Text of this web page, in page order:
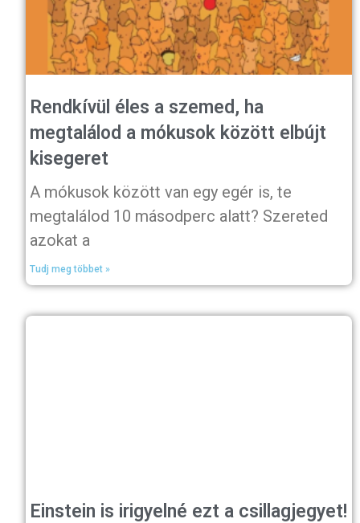
Rendkívül éles a szemed, ha
megtalálod a mókusok között elbújt
kisegeret
A mókusok között van egy egér is, te
megtalálod 10 másodperc alatt? Szereted
azokat a
Tudj meg többet »
Einstein is irigyelné ezt a csillagjegyet!